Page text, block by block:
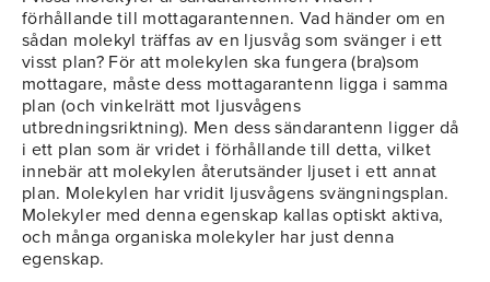
förhållande till mottagarantennen. Vad händer om en
sådan molekyl träffas av en ljusvåg som svänger i ett
visst plan? För att molekylen ska fungera (bra)som
mottagare, måste dess mottagarantenn ligga i samma
plan (och vinkelrätt mot ljusvågens
utbredningsriktning). Men dess sändarantenn ligger då
i ett plan som är vridet i förhållande till detta, vilket
innebär att molekylen återutsänder ljuset i ett annat
plan. Molekylen har vridit ljusvågens svängningsplan.
Molekyler med denna egenskap kallas optiskt aktiva,
och många organiska molekyler har just denna
egenskap.